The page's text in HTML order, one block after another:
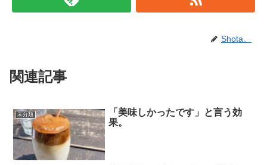
Shota。
関連記事
未分類
「美味しかったです」と言う効
果。